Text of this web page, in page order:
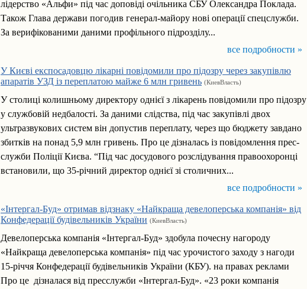
лідерство «Альфи» під час доповіді очільника СБУ Олександра Поклада.
Також Глава держави погодив генерал-майору нові операції спецслужби.
За верифікованими даними профільного підрозділу...
все подробности »
У Києві експосадовцю лікарні повідомили про підозру через закупівлю
апаратів УЗД із переплатою майже 6 млн гривень (КиевВласть)
У столиці колишньому директору однієї з лікарень повідомили про підозру
у службовій недбалості. За даними слідства, під час закупівлі двох
ультразвукових систем він допустив переплату, через що бюджету завдано
збитків на понад 5,9 млн гривень. Про це дізналась із повідомлення прес-
служби Поліції Києва. “Під час досудового розслідування правоохоронці
встановили, що 35-річний директор однієї зі столичних...
все подробности »
«Інтергал-Буд» отримав відзнаку «Найкраща девелоперська компанія» від
Конфедерації будівельників України (КиевВласть)
Девелоперська компанія «Інтергал-Буд» здобула почесну нагороду
«Найкраща девелоперська компанія» під час урочистого заходу з нагоди
15-річчя Конфедерації будівельників України (КБУ). на правах реклами
Про це дізналася від пресслужби «Інтергал-Буд». «23 роки компанія